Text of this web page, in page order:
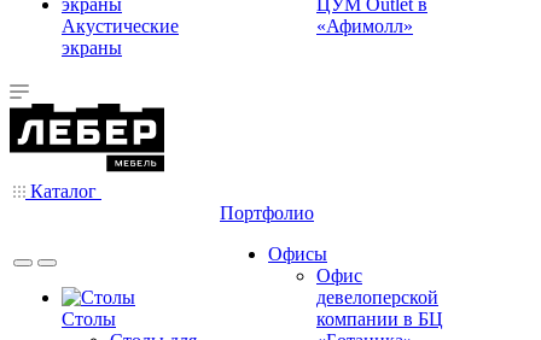
Акустические
экраны
ЦУМ Outlet в
«Афимолл»
Каталог
Столы
Портфолио
Офисы
Офис
девелоперской
компании в БЦ